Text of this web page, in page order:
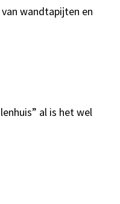
wandtapijten en
al is het wel